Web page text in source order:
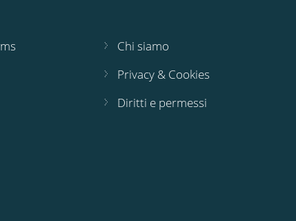
Chi siamo
Privacy & Cookies
Diritti e permessi